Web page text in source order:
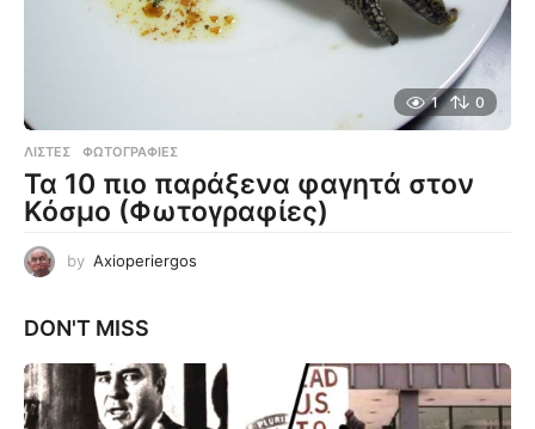
1 0
ΛΊΣΤΕΣ ,ΦΩΤΟΓΡΑΦΊΕΣ
Τα 10 πιο παράξενα φαγητά στον
Κόσμο (Φωτογραφίες)
by Axioperiergos
DON'T MISS